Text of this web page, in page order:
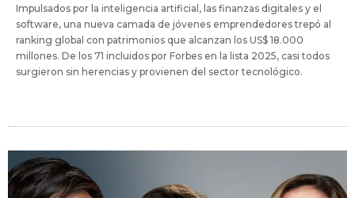
Impulsados por la inteligencia artificial, las finanzas digitales y el
software, una nueva camada de jóvenes emprendedores trepó al
ranking global con patrimonios que alcanzan los US$ 18.000
millones. De los 71 incluidos por Forbes en la lista 2025, casi todos
surgieron sin herencias y provienen del sector tecnológico.